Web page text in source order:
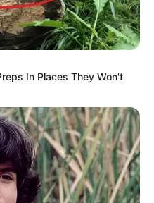
In Places They Won't